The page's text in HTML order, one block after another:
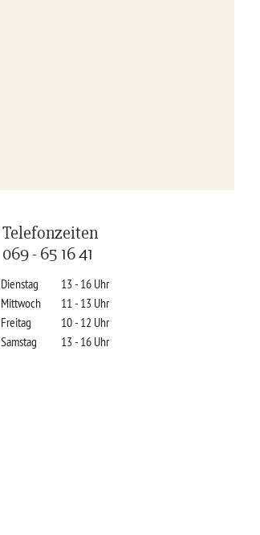
Telefonzeiten
069 - 65 16 41
Dienstag
13 - 16 Uhr
Mittwoch
11 - 13 Uhr
Freitag
10 - 12 Uhr
Samstag
13 - 16 Uhr